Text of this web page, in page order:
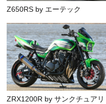
Z650RS by エーテック
ZRX1200R by サンクチュアリ